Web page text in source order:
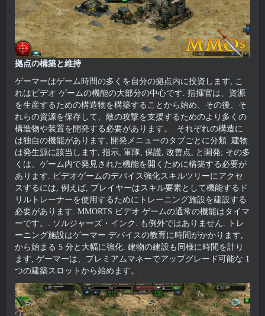
拠点の構築と維持
ゲーマーはゲーム時間の多くを自分の拠点内に投資します, こ
れはビデオ ゲームの機能の大部分の中心です. 指揮官は、資源
を生産するための構造物を構築することから始め、その後、そ
れらの資源を保存して、敵の攻撃を支援するためのより多くの
構造物や装置を開発する必要があります。. それぞれの構造に
は独自の機能があります, 開発メニューのタブごとに分類. 建物
は発生源に該当します, 指示, 軍隊, 保護, 改善点, と開発; その多
くは、ゲーム内で発見された機能を開くために構築する必要が
あります. ビデオゲームのデバイス強化スキルツリーにアクセ
スするには, 例えば, プレイヤーはスキル要素として機能するド
リルトレーナーを使用するためにトレーニング施設を建設する
必要があります. MMORTS ビデオ ゲームの通常の機能はタイマ
ーです。. ソルジャーズ・インク. も例外ではありません. トレ
ーニング施設はゲーマー デバイスの教育に時間がかかります,
から始まる 5 分と大幅に強化. 建物の建設も同様に時間を計り
ます, ゲーマーは、プレミアムマネーでアップグレード可能な 1
つの建築スロットから始めます。.